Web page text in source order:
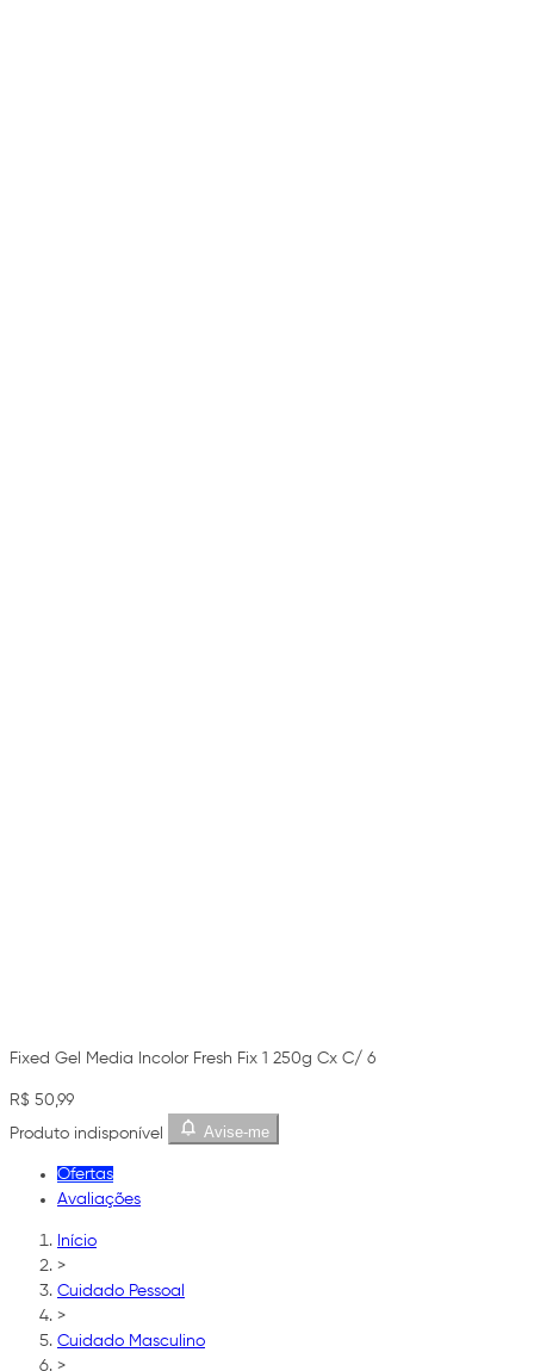
Fixed Gel Media Incolor Fresh Fix 1 250g Cx C/ 6
R$ 50,99
Produto indisponível
Avise-me
Ofertas
Avaliações
Início
>
Cuidado Pessoal
>
Cuidado Masculino
>